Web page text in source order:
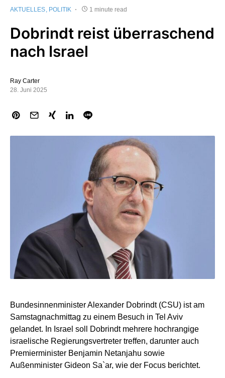
AKTUELLES POLITIK 1 minute read
Dobrindt reist überraschend
nach Israel
Ray Carter
28. Juni 2025
Bundesinnenminister Alexander Dobrindt (CSU) ist am
Samstagnachmittag zu einem Besuch in Tel Aviv
gelandet. In Israel soll Dobrindt mehrere hochrangige
israelische Regierungsvertreter treffen, darunter auch
Premierminister Benjamin Netanjahu sowie
Außenminister Gideon Sa`ar, wie der Focus berichtet.